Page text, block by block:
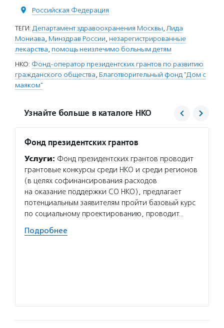
Российская Федерация
ТЕГИ: Департамент здравоохранения Москвы, Лида
Мониава, Минздрав России, незарегистрированные
лекарства, помощь неизлечимо больным детям
НКО: Фонд-оператор президентских грантов по развитию
гражданского общества, Благотворительный фонд "Дом с
маяком"
Узнайте больше в каталоге НКО
Фонд президентских грантов
Услуги: Фонд президентских грантов проводит
грантовые конкурсы среди НКО и среди регионов
(в целях софинансирования расходов
на оказание поддержки СО НКО), предлагает
потенциальным заявителям пройти базовый курс
по социальному проектированию, проводит…
Подробнее